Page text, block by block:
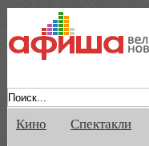
Кино Спектакли